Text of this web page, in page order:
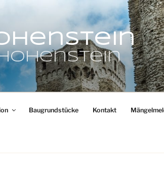
Baugrundstücke Kontakt